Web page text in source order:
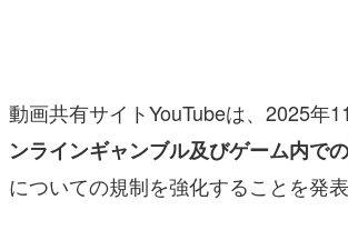
その他
電ファミニコゲーマーとは？
動画共有サイトYouTubeは、2025年
ンラインギャンブル及びゲーム内で
についての規制を強化することを発表